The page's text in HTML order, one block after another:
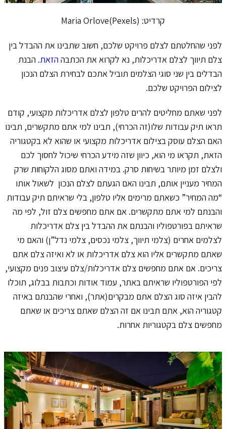
קרדיט: Maria Orlove(Pexels)
לפני שהחלטתם לצלם פרויקט שלכם, חשוב שתבינו את ההבדל בין
צלם תיווך לצלם אדריכלות, נא לקרוא את הכתבההזאת. הבנת
הבדלים בין שני סוגי הצלמים תוביל אתכם לבחירת הצלם הנכון
לצילום הפרויקט שלכם.
לפני שאתם מחליטים להרים טלפון לצלם אדריכלות מקצועי, קודם
תראו תיק עבודות שלו(זה הכרחי), תבינו למי אתם מתקשרים, תבינו
האם הצלם עוסק בצילום אדריכלות מקצועי או שהוא לא בקטגוריה
הזאת, תקראו מי הוא, כיוון שזה מידע הכרחי שיכול לחסוך לכם
ולצלם זמן מיותר בשיחות סרק. במידה ואתם מסוג הלקוחות שרק
המחיר מעניין אותם, תבינו האם הגעתם לצלם הנכון לשאול אותו
“מה המחיר” כשאתם מרימים אליו טלפון, בלי שראיתם תיק עבודות
והבנתם למי אתם מתקשרים. אם אתם מחפשים צלם זול, לפי מה
שראיתם בפורטפוליו והבנתם את ההבדל בין צלם אדריכלות
לצלמים אחרים (צלמי תיווך, צלמי נכסים, צלמי נדל”ן) והאם מי
שאתם מתקשרים אליו הוא צלם אדריכלות או לא ואיזה צלם אתם
צריכים. אם אתם מחפשים צלם אדריכלות/צלם עיצוב פנים מקצועי,
לפי הפורטפוליו שראיתם באתר, עמוד אודות וכתבות בבלוג, תוכלו
להבין איזה סוג הצלם אתם מבקרים(אתר), ואחרי שהבנתם באיזה
קטגוריה הוא, אתם תבינו אם זה הצלם שאתם צריכים או שאתם
מחפשים צלם בקטגוריות אחרות.